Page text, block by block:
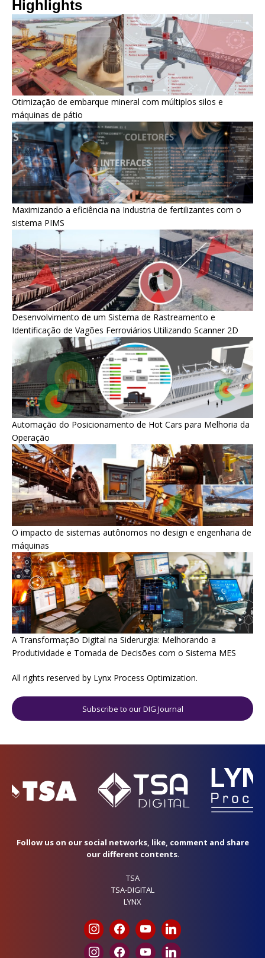
Highlights
Otimização de embarque mineral com múltiplos silos e
máquinas de pátio
Maximizando a eficiência na Industria de fertilizantes com o
sistema PIMS
Desenvolvimento de um Sistema de Rastreamento e
Identificação de Vagões Ferroviários Utilizando Scanner 2D
Automação do Posicionamento de Hot Cars para Melhoria da
Operação
O impacto de sistemas autônomos no design e engenharia de
máquinas
A Transformação Digital na Siderurgia: Melhorando a
Produtividade e Tomada de Decisões com o Sistema MES
All rights reserved by Lynx Process Optimization.
Subscribe to our DIG Journal
Follow us on our social networks, like, comment and share
our different contents.
TSA
TSA-DIGITAL
LYNX